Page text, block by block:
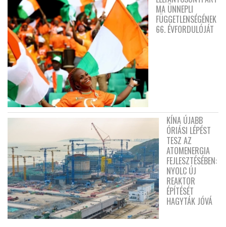
MA ÜNNEPLI
FÜGGETLENSÉGÉNEK
66. ÉVFORDULÓJÁT
KÍNA ÚJABB
ÓRIÁSI LÉPÉST
TESZ AZ
ATOMENERGIA
FEJLESZTÉSÉBEN:
NYOLC ÚJ
REAKTOR
ÉPÍTÉSÉT
HAGYTÁK JÓVÁ